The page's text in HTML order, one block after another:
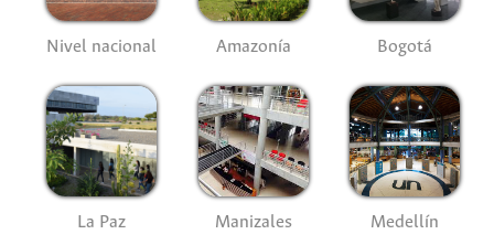
Nivel nacional Amazonía Bogotá
La Paz Manizales Medellín